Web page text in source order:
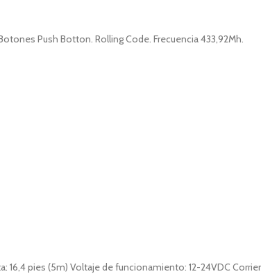
Push Botton. Rolling Code. Frecuencia 433,92Mh.
16,4 pies (5m) Voltaje de funcionamiento: 12-24VDC